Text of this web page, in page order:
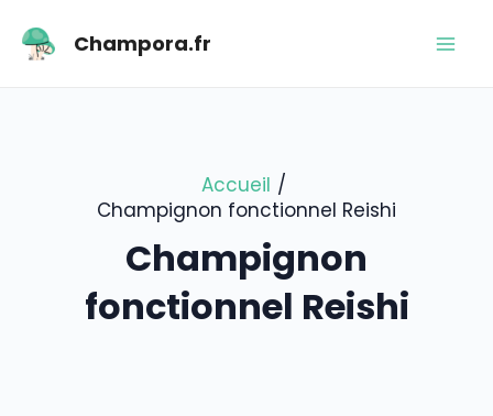
au
Champora.fr
Accueil
Champignon fonctionnel Reishi
Champignon
fonctionnel Reishi